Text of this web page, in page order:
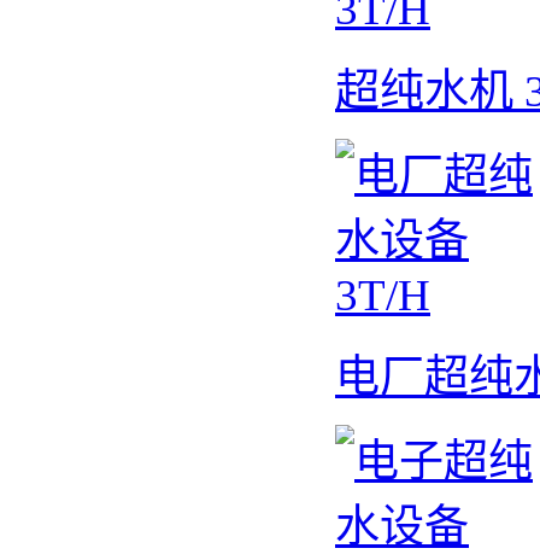
超纯水机
电厂超纯